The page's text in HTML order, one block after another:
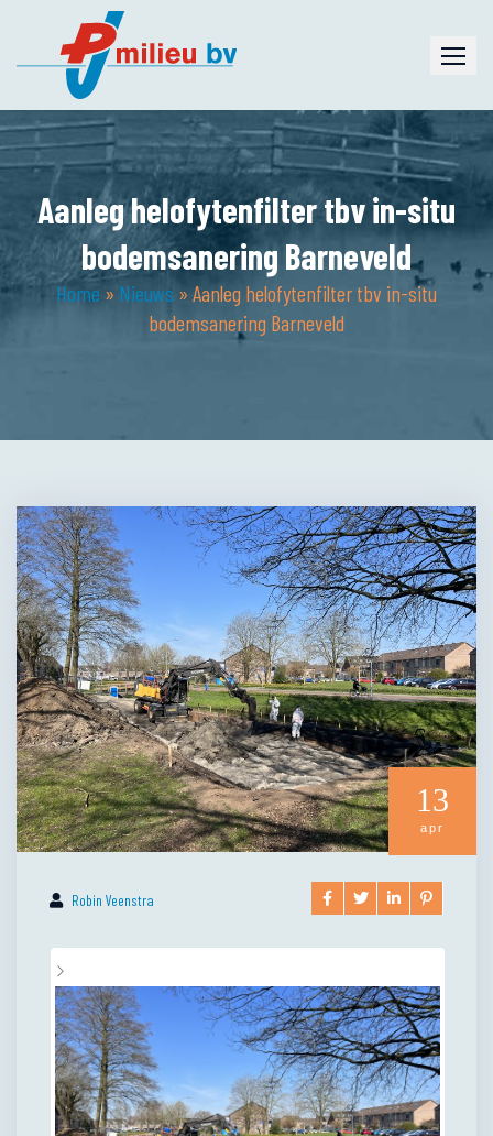
content
Aanleg helofytenfilter tbv in-situ
bodemsanering Barneveld
Home » Nieuws » Aanleg helofytenfilter tbv in-situ
bodemsanering Barneveld
Robin Veenstra
13
apr